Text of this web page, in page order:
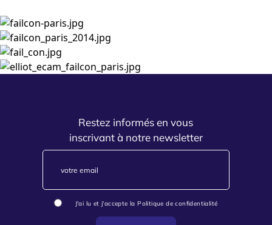
Restez informés en vous
inscrivant à notre newsletter
J'ai lu et j'accepte la Politique de confidentialité